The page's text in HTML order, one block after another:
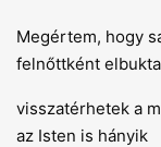
Megértem, hogy
felnőttként
visszatérhetek a
az Isten is hányik